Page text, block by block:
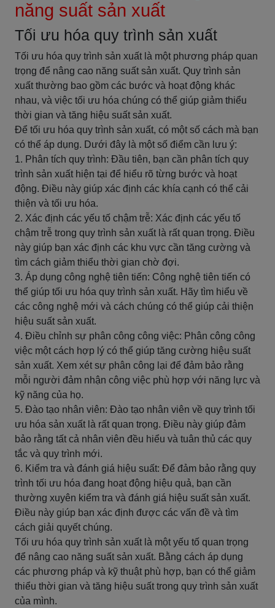
năng suất sản xuất
Tối ưu hóa quy trình sản xuất
Tối ưu hóa quy trình sản xuất là một phương pháp quan
trọng để nâng cao năng suất sản xuất. Quy trình sản
xuất thường bao gồm các bước và hoạt động khác
nhau, và việc tối ưu hóa chúng có thể giúp giảm thiểu
thời gian và tăng hiệu suất sản xuất.
Để tối ưu hóa quy trình sản xuất, có một số cách mà bạn
có thể áp dụng. Dưới đây là một số điểm cần lưu ý:
1. Phân tích quy trình: Đầu tiên, bạn cần phân tích quy
trình sản xuất hiện tại để hiểu rõ từng bước và hoạt
động. Điều này giúp xác định các khía cạnh có thể cải
thiện và tối ưu hóa.
2. Xác định các yếu tố chậm trễ: Xác định các yếu tố
chậm trễ trong quy trình sản xuất là rất quan trọng. Điều
này giúp bạn xác định các khu vực cần tăng cường và
tìm cách giảm thiểu thời gian chờ đợi.
3. Áp dụng công nghệ tiên tiến: Công nghệ tiên tiến có
thể giúp tối ưu hóa quy trình sản xuất. Hãy tìm hiểu về
các công nghệ mới và cách chúng có thể giúp cải thiện
hiệu suất sản xuất.
4. Điều chỉnh sự phân công công việc: Phân công công
việc một cách hợp lý có thể giúp tăng cường hiệu suất
sản xuất. Xem xét sự phân công lại để đảm bảo rằng
mỗi người đảm nhận công việc phù hợp với năng lực và
kỹ năng của họ.
5. Đào tạo nhân viên: Đào tạo nhân viên về quy trình tối
ưu hóa sản xuất là rất quan trọng. Điều này giúp đảm
bảo rằng tất cả nhân viên đều hiểu và tuân thủ các quy
tắc và quy trình mới.
6. Kiểm tra và đánh giá hiệu suất: Để đảm bảo rằng quy
trình tối ưu hóa đang hoạt động hiệu quả, bạn cần
thường xuyên kiểm tra và đánh giá hiệu suất sản xuất.
Điều này giúp bạn xác định được các vấn đề và tìm
cách giải quyết chúng.
Tối ưu hóa quy trình sản xuất là một yếu tố quan trọng
để nâng cao năng suất sản xuất. Bằng cách áp dụng
các phương pháp và kỹ thuật phù hợp, bạn có thể giảm
thiểu thời gian và tăng hiệu suất trong quy trình sản xuất
của mình.